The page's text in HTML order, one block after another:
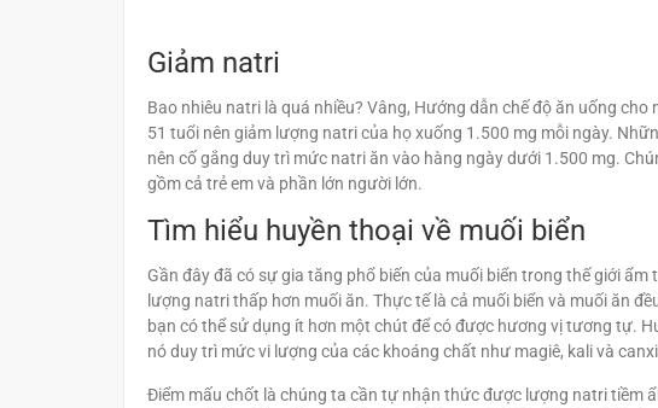
Giảm natri
Bao nhiêu natri là quá nhiều? Vâng, Hướng dẫn chế độ ăn uống
51 tuổi nên giảm lượng natri của họ xuống 1.500 mg mỗi ngày.
nên cố gắng duy trì mức natri ăn vào hàng ngày dưới 1.500 mg.
gồm cả trẻ em và phần lớn người lớn.
Tìm hiểu huyền thoại về muối biển
Gần đây đã có sự gia tăng phổ biến của muối biển trong thế giới
lượng natri thấp hơn muối ăn. Thực tế là cả muối biển và muối ăn
bạn có thể sử dụng ít hơn một chút để có được hương vị tương tự.
nó duy trì mức vi lượng của các khoáng chất như magiê, kali và
Điểm mấu chốt là chúng ta cần tự nhận thức được lượng natri tiềm